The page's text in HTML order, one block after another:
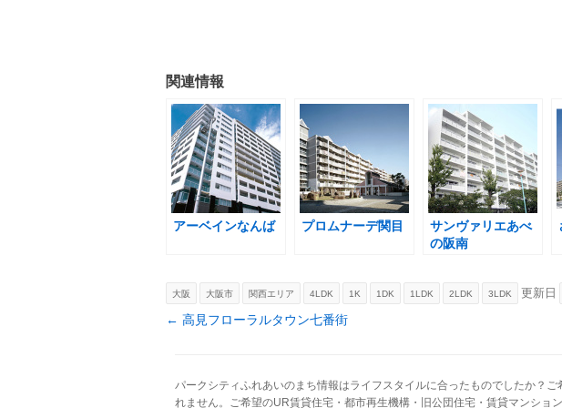
関連情報
アーベインなんば プロムナーデ関目
サンヴァリエあべ
の阪南
大阪 大阪市 関西エリア 4LDK 1K 1DK 1LDK 2LDK 3LDK 更新日
Post navigation
← 高見フローラルタウン七番街
パークシティふれあいのまち情報はライフスタイルに合ったものでしたか？
れません。ご希望のUR賃貸住宅・都市再生機構・旧公団住宅・賃貸マンショ